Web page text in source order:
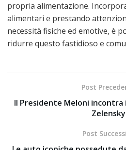
propria alimentazione.
alimentari e prestando
necessità fisiche ed emotive, è
ridurre questo fastidioso e
Post
Il Presidente Meloni
Zelensky
Post